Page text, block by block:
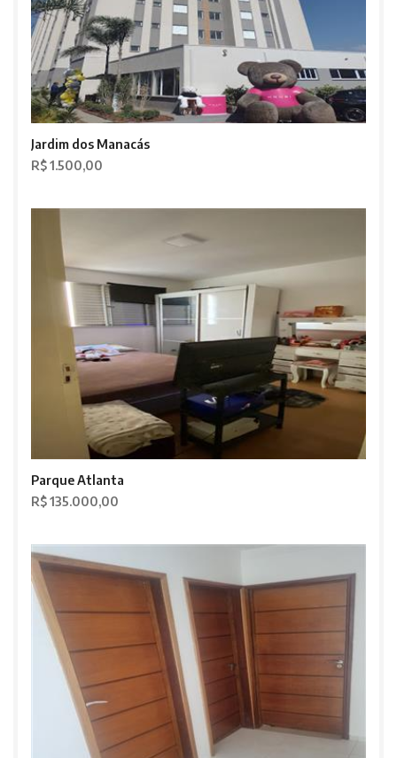
Jardim dos Manacás
R$ 1.500,00
Parque Atlanta
R$ 135.000,00